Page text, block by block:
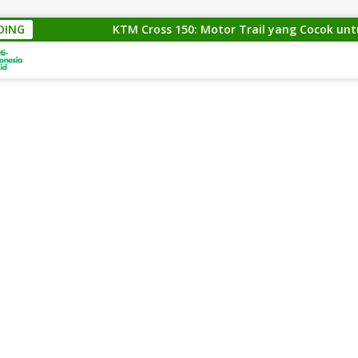
KTM Cross 150: Motor Trail yang Cocok untuk Para